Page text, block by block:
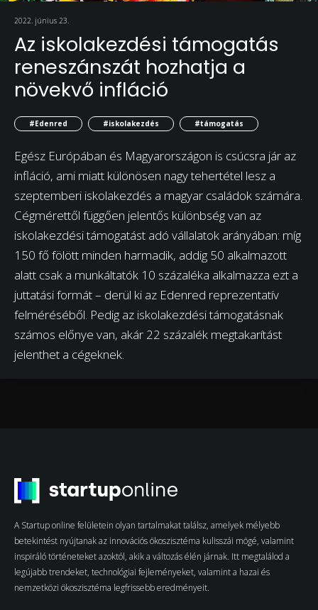
2022. június 23.
Az iskolakezdési támogatás
reneszánszát hozhatja a
növekvő infláció
#Edenred #iskolakezdés #támogatás
Egész Európában és Magyarországon is csúcsra jár az
infláció, ami miatt különösen nagy tehertétel lesz a
szeptemberi iskolakezdés a magyar családok számára.
Cégmérettől függően jelentős különbség van az
iskolakezdési támogatást adó vállalatok arányában: míg
150 fő fölött minden harmadik, addig 50 alkalmazott
alatt csak a munkáltatók 10 százaléka alkalmazza ezt a
juttatási formát – derül ki az Edenred reprezentatív
felméréséből. Pedig az iskolakezdési támogatásnak
számos előnye van, akár 22 százalék megtakarítást
jelenthet a cégeknek.
A Startup online felületein olyan tartalmakat találsz, amelyek mélyebb
betekintést nyújtanak az innovációs ökoszisztéma kulisszái mögé, valamint
inspiráló történeteket azoktól, akik a változás élén járnak. Itt megtalálod a
legújabb trendeket, technológiai fejleményeket, valamint a hazai és
nemzetközi ökoszisztéma legfrissebb eredményeit.